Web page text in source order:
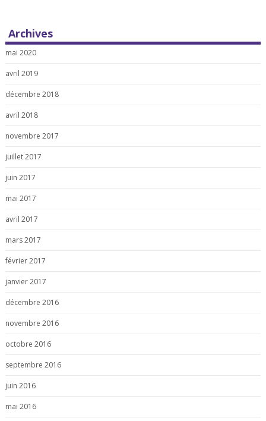
Archives
mai 2020
avril 2019
décembre 2018
avril 2018
novembre 2017
juillet 2017
juin 2017
mai 2017
avril 2017
mars 2017
février 2017
janvier 2017
décembre 2016
novembre 2016
octobre 2016
septembre 2016
juin 2016
mai 2016